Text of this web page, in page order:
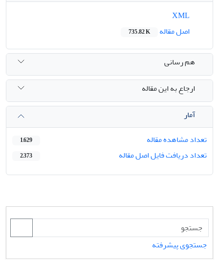
اصل مقاله
735.82 K
هم رسانی
ارجاع به این مقاله
آمار
تعداد مشاهده مقاله
1,629
تعداد دریافت فایل اصل مقاله 2,373
جستجوی پیشرفته